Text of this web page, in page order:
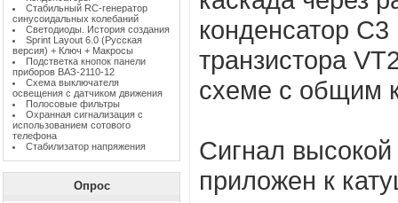
Стабильный RC-генератор
синусоидальных колебаний
Светодиоды. История создания
Sprint Layout 6.0 (Русская
версия) + Ключ + Макросы
Подстветка кнопок панели
приборов ВАЗ-2110-12
Схема выключателя
освещения с датчиком движения
Полосовые фильтры
Охранная сигнализация с
использованием сотового
телефона
Стабилизатор напряжения
Опрос
конденсатор С3
транзистора
схеме с общим
Сигнал
приложен к